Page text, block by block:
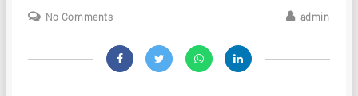
No Comments admin